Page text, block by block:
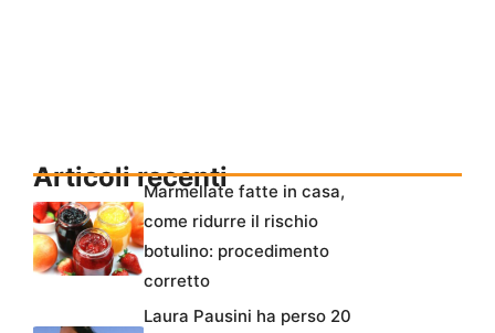
Articoli recentiMarmellate fatte in casa,
come ridurre il rischio
botulino: procedimento
corretto
Laura Pausini ha perso 20